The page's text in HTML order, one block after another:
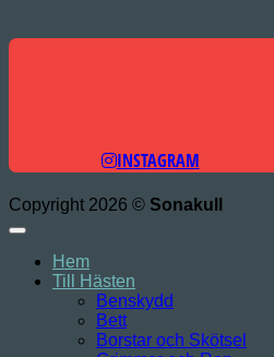
INSTAGRAM
Copyright 2026 © Sonakull
Hem
Till Hästen
Benskydd
Bett
Borstar och Skötsel